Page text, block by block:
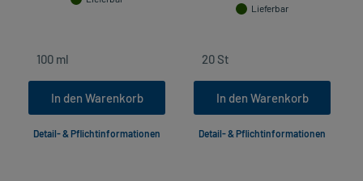
In den Warenkorb
Detail- & Pflichtinformationen
Lieferbar
In den Warenkorb
Detail- & Pflichtinformationen